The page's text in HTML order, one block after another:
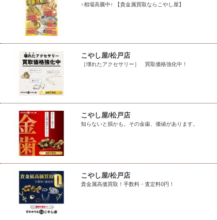
↑相場高騰中↑ 【貴金属買取ならこやし屋】
こやし屋/松戸店
［壊れたアクセサリー］ 買取価格強化中！
こやし屋/松戸店
知らないと損かも。その金歯、価値があります。
こやし屋/松戸店
貴金属高価買取！手数料・査定料0円！